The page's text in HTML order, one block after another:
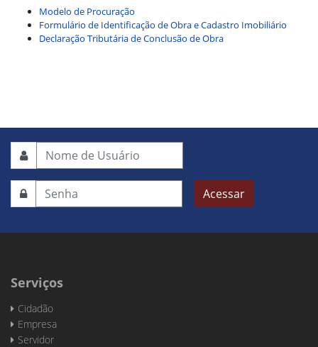
Modelo de Procuração
Formulário de Identificação de Obra e Cadastro Imobiliário
Declaração Tributária de Conclusão de Obra
Acessar
Serviços
Cidadão
Empresa
Servidor